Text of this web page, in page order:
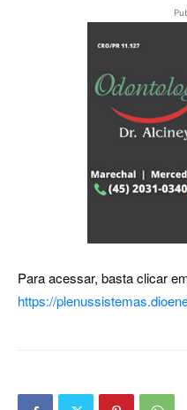
Para acessar, basta clicar
https://